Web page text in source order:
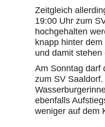
Zeitgleich
19:00 Uhr zum
hochgehalten
knapp hinter
und damit
Am Sonntag darf
zum SV
ebenfalls
weniger auf dem